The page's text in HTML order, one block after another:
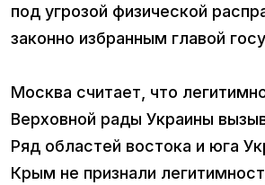
под угрозой физической
законно избранным главой
Москва считает, что
Верховной рады Украины
Ряд областей востока и юга
Крым не признали